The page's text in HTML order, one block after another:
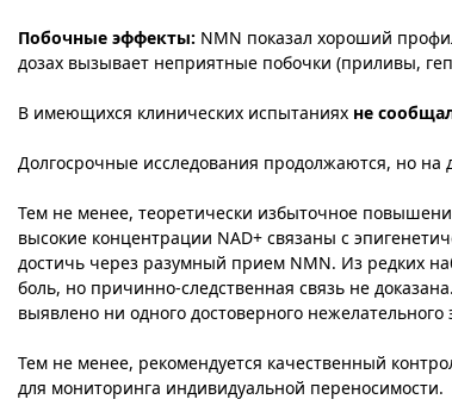
Побочные эффекты: NMN показал хороший
дозах вызывает неприятные побочки (приливы,
В имеющихся клинических испытаниях не
Долгосрочные исследования продолжаются, но
Тем не менее, теоретически избыточное
высокие концентрации NAD+ связаны с
достичь через разумный прием NMN. Из редких
боль, но причинно-следственная связь не
выявлено ни одного достоверного нежелательного
Тем не менее, рекомендуется качественный
для мониторинга индивидуальной переносимости.